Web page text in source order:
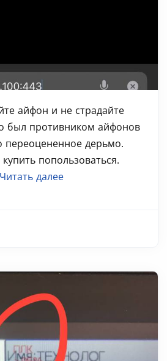
айфон и не страдайте
был противником айфонов
переоцененное дерьмо.
попользоваться.
Читать далее